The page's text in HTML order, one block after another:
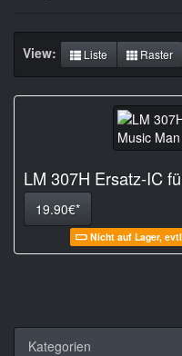
View: Liste Raster
LM 307H Ersatz-IC
19.90€*
Nicht auf Lager,
Kategorien